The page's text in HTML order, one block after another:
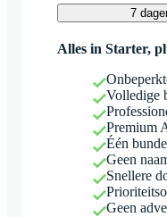
7
Alles in Starter,
Volledige
Premium
Één
Geen
Snellere
Geen